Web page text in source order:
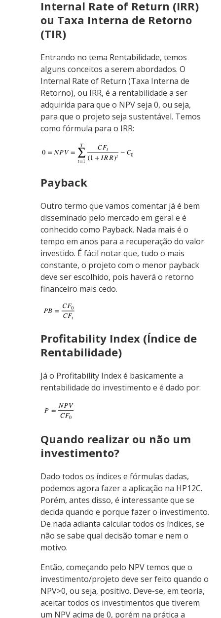
Internal Rate of Return (IRR)
ou Taxa Interna de Retorno
(TIR)
Entrando no tema Rentabilidade, temos
alguns conceitos a serem abordados. O
Internal Rate of Return (Taxa Interna de
Retorno), ou IRR, é a rentabilidade a ser
adquirida para que o NPV seja 0, ou seja,
para que o projeto seja sustentável. Temos
como fórmula para o IRR:
Payback
Outro termo que vamos comentar já é bem
disseminado pelo mercado em geral e é
conhecido como Payback. Nada mais é o
tempo em anos para a recuperação do valor
investido. É fácil notar que, tudo o mais
constante, o projeto com o menor payback
deve ser escolhido, pois haverá o retorno
financeiro mais cedo.
Profitability Index (Índice de
Rentabilidade)
Já o Profitability Index é basicamente a
rentabilidade do investimento e é dado por:
Quando realizar ou não um
investimento?
Dado todos os índices e fórmulas dadas,
podemos agora fazer a aplicação na HP12C.
Porém, antes disso, é interessante que se
decida quando e porque fazer o investimento.
De nada adianta calcular todos os índices, se
não se sabe qual decisão tomar e nem o
motivo.
Então, começando pelo NPV temos que o
investimento/projeto deve ser feito quando o
NPV>0, ou seja, positivo. Deve-se, em teoria,
aceitar todos os investimentos que tiverem
um NPV acima de 0, porém na prática a